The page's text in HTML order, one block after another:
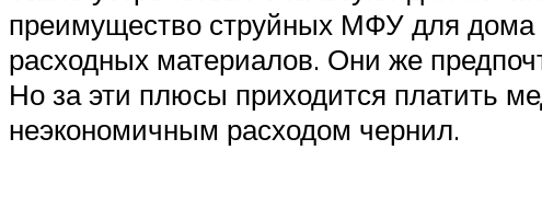
преимущество струйных МФУ для дома
расходных материалов. Они же
Но за эти плюсы приходится платить
неэкономичным расходом чернил.